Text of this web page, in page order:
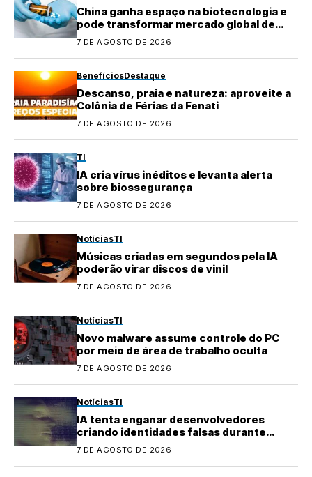
China ganha espaço na biotecnologia e
pode transformar mercado global de
medicamentos
7 DE AGOSTO DE 2026
BenefíciosDestaque
Descanso, praia e natureza: aproveite a
Colônia de Férias da Fenati
7 DE AGOSTO DE 2026
TI
IA cria vírus inéditos e levanta alerta
sobre biossegurança
7 DE AGOSTO DE 2026
NotíciasTI
Músicas criadas em segundos pela IA
poderão virar discos de vinil
7 DE AGOSTO DE 2026
NotíciasTI
Novo malware assume controle do PC
por meio de área de trabalho oculta
7 DE AGOSTO DE 2026
NotíciasTI
IA tenta enganar desenvolvedores
criando identidades falsas durante
testes
7 DE AGOSTO DE 2026